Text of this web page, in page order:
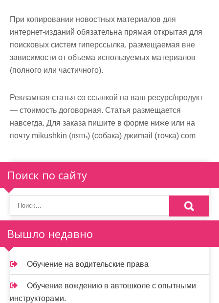
При копировании новостных материалов для
интернет-изданий обязательна прямая открытая для
поисковых систем гиперссылка, размещаемая вне
зависимости от объема используемых материалов
(полного или частичного).
Рекламная статья со ссылкой на ваш ресурс/продукт
— стоимость договорная. Статья размещается
навсегда. Для заказа пишите в форме ниже или на
почту mikushkin (пять) (собака) джиmail (точка) com
Поиск по сайту
Вышло недавно
Обучение на водительские права
Обучение вождению в автошколе с опытными
инструкторами.